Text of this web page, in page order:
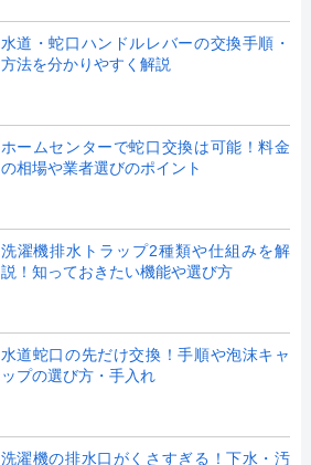
水道・蛇口ハンドルレバーの交換手順・
方法を分かりやすく解説
ホームセンターで蛇口交換は可能！料金
の相場や業者選びのポイント
洗濯機排水トラップ2種類や仕組みを解
説！知っておきたい機能や選び方
水道蛇口の先だけ交換！手順や泡沫キャ
ップの選び方・手入れ
洗濯機の排水口がくさすぎる！下水・汚